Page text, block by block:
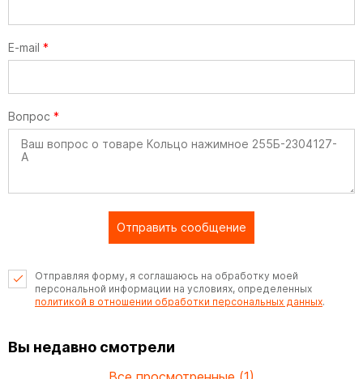
E-mail *
Вопрос *
Отправить сообщение
Отправляя форму, я соглашаюсь на обработку моей
персональной информации на условиях, определенных
политикой в отношении обработки персональных данных.
Вы недавно смотрели